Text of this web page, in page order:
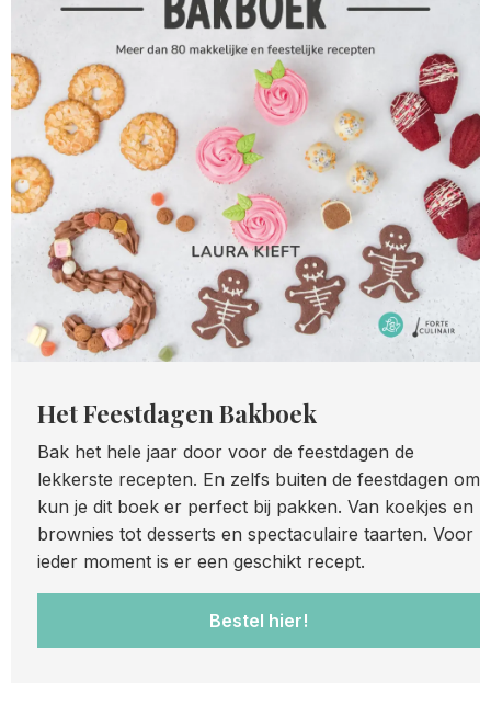
Het Feestdagen Bakboek
Bak het hele jaar door voor de feestdagen de
lekkerste recepten. En zelfs buiten de feestdagen om
kun je dit boek er perfect bij pakken. Van koekjes en
brownies tot desserts en spectaculaire taarten. Voor
ieder moment is er een geschikt recept.
Bestel hier!